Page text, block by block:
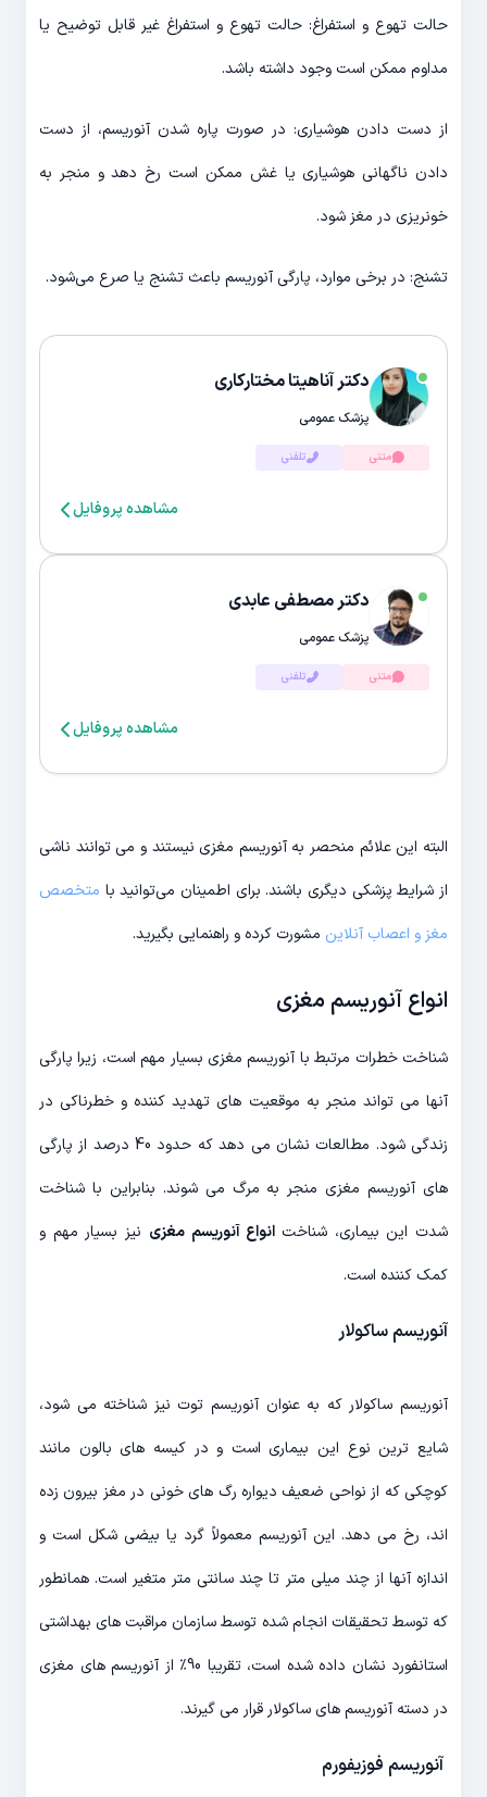
حالت تهوع و استفراغ: حالت تهوع و استفراغ غیر قابل توضیح یا
مداوم ممکن است وجود داشته باشد.
از دست دادن هوشیاری: در صورت پاره شدن آنوریسم، از دست
دادن ناگهانی هوشیاری یا غش ممکن است رخ دهد و منجر به
خونریزی در مغز شود.
تشنج: در برخی موارد، پارگی آنوریسم باعث تشنج یا صرع می‌شود.
دکتر آناهیتا مختارکاری
پزشک عمومی
متنی تلفنی
مشاهده پروفایل
دکتر مصطفی عابدی
پزشک عمومی
متنی تلفنی
مشاهده پروفایل
البته این علائم منحصر به آنوریسم مغزی نیستند و می توانند ناشی
از شرایط پزشکی دیگری باشند. برای اطمینان می‌توانید با متخصص
مغز و اعصاب آنلاین مشورت کرده و راهنمایی بگیرید.
انواع آنوریسم مغزی
شناخت خطرات مرتبط با آنوریسم مغزی بسیار مهم است، زیرا پارگی
آنها می تواند منجر به موقعیت های تهدید کننده و خطرناکی در
زندگی شود. مطالعات نشان می دهد که حدود 40 درصد از پارگی
های آنوریسم مغزی منجر به مرگ می شوند. بنابراین با شناخت
شدت این بیماری، شناخت انواع آنوریسم مغزی نیز بسیار مهم و
کمک کننده است.
آنوریسم ساکولار
آنوریسم ساکولار که به عنوان آنوریسم توت نیز شناخته می شود،
شایع ترین نوع این بیماری است و در کیسه های بالون مانند
کوچکی که از نواحی ضعیف دیواره رگ های خونی در مغز بیرون زده
اند، رخ می دهد. این آنوریسم معمولاً گرد یا بیضی شکل است و
اندازه آنها از چند میلی متر تا چند سانتی متر متغیر است. همانطور
که توسط تحقیقات انجام شده توسط سازمان مراقبت های بهداشتی
استانفورد نشان داده شده است، تقریبا 90٪ از آنوریسم های مغزی
در دسته آنوریسم های ساکولار قرار می گیرند.
آنوریسم فوزیفورم